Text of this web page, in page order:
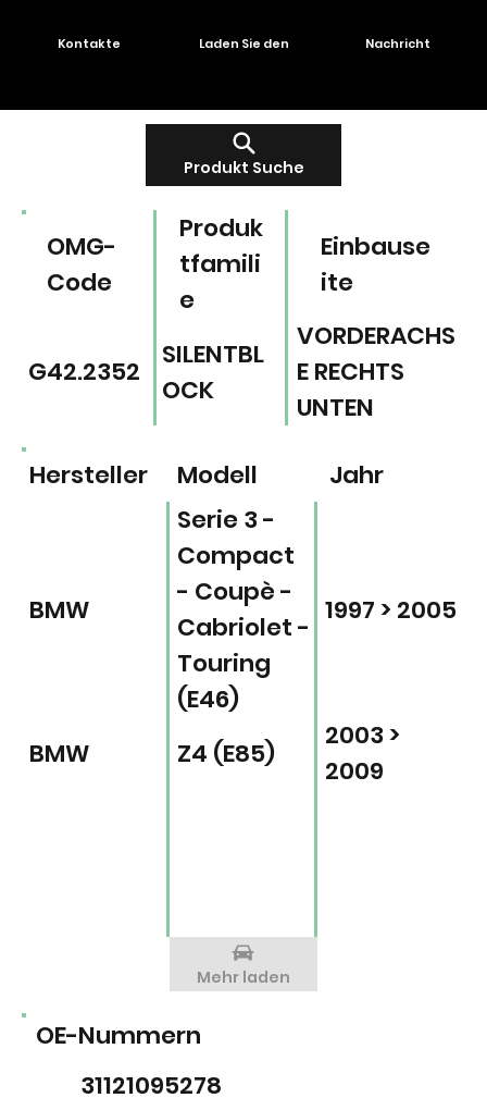
Produkt Suche
Kontakte Laden Sie den Nachricht
Einbause
ite
Produk
tfamili
e
OMG-
Code
VORDERACHS
E RECHTS
UNTEN
SILENTBL
OCK
G42.2352
OE-Nummern
31121095278
Modell Jahr
Hersteller
BMW
Serie 3 -
Compact
- Coupè -
Cabriolet -
Touring
(E46)
1997 > 2005
BMW Z4 (E85)
2003 >
2009
Mehr laden